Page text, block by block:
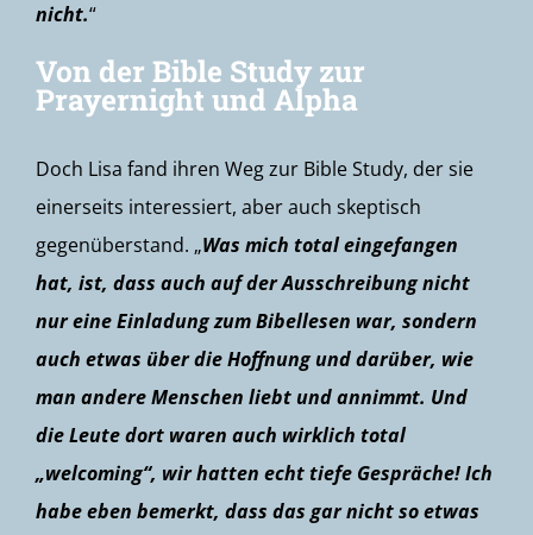
nicht.“
Von der Bible Study zur
Prayernight und Alpha
Doch Lisa fand ihren Weg zur Bible Study, der sie
einerseits interessiert, aber auch skeptisch
gegenüberstand. „Was mich total eingefangen
hat, ist, dass auch auf der Ausschreibung nicht
nur eine Einladung zum Bibellesen war, sondern
auch etwas über die Hoffnung und darüber, wie
man andere Menschen liebt und annimmt. Und
die Leute dort waren auch wirklich total
„welcoming“, wir hatten echt tiefe Gespräche! Ich
habe eben bemerkt, dass das gar nicht so etwas